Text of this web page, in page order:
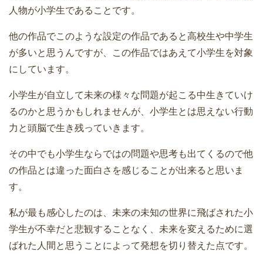
人物が小学生であることです。
他の作品でこのような設定の作品であると高校生や中学生
が多いと思うんですが、この作品ではあえて小学生を対象
にしています。
小学生が自立して未来の様々な問題が起こる中生きていけ
るのかと思うかもしれませんが、小学生とは思えない行動
力と頭脳で生き残っていきます。
その中でも小学生ならではの問題や思考も出てくるので他
の作品とは違った面白さを感じることが出来ると思いま
す。
私が最も感心したのは、未来の未知の世界に飛ばされた小
学生が不幸だと悲観することなく、未来を変えるために選
ばれた人間と思うことによって発想を切り替えた点です。